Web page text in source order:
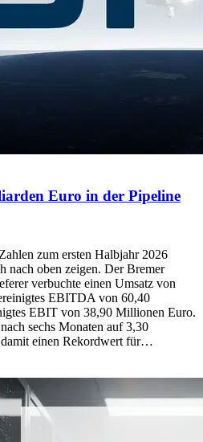
Euro in der Pipeline
zum ersten Halbjahr 2026
nach oben zeigen. Der Bremer
verbuchte einen Umsatz von
EBITDA von 60,40
EBIT von 38,90 Millionen Euro.
sechs Monaten auf 3,30
einen Rekordwert für…